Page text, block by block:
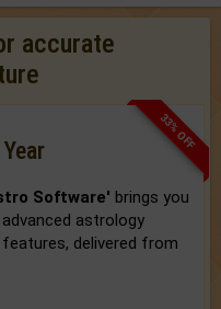
accurate
33% OFF
Software' brings you
astrology
delivered from